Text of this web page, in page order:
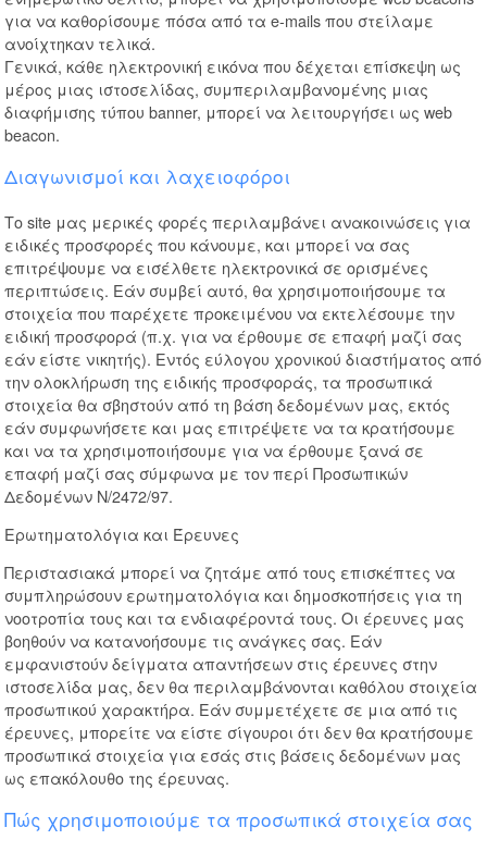
για να καθορίσουμε πόσα από τα e-mails που στείλαμε
ανοίχτηκαν τελικά.
Γενικά, κάθε ηλεκτρονική εικόνα που δέχεται επίσκεψη ως
μέρος μιας ιστοσελίδας, συμπεριλαμβανομένης μιας
διαφήμισης τύπου banner, μπορεί να λειτουργήσει ως web
beacon.
Διαγωνισμοί και λαχειοφόροι
Το site μας μερικές φορές περιλαμβάνει ανακοινώσεις για
ειδικές προσφορές που κάνουμε, και μπορεί να σας
επιτρέψουμε να εισέλθετε ηλεκτρονικά σε ορισμένες
περιπτώσεις. Εάν συμβεί αυτό, θα χρησιμοποιήσουμε τα
στοιχεία που παρέχετε προκειμένου να εκτελέσουμε την
ειδική προσφορά (π.χ. για να έρθουμε σε επαφή μαζί σας
εάν είστε νικητής). Εντός εύλογου χρονικού διαστήματος από
την ολοκλήρωση της ειδικής προσφοράς, τα προσωπικά
στοιχεία θα σβηστούν από τη βάση δεδομένων μας, εκτός
εάν συμφωνήσετε και μας επιτρέψετε να τα κρατήσουμε
και να τα χρησιμοποιήσουμε για να έρθουμε ξανά σε
επαφή μαζί σας σύμφωνα με τον περί Προσωπικών
Δεδομένων Ν/2472/97.
Ερωτηματολόγια και Έρευνες
Περιστασιακά μπορεί να ζητάμε από τους επισκέπτες να
συμπληρώσουν ερωτηματολόγια και δημοσκοπήσεις για τη
νοοτροπία τους και τα ενδιαφέροντά τους. Οι έρευνες μας
βοηθούν να κατανοήσουμε τις ανάγκες σας. Εάν
εμφανιστούν δείγματα απαντήσεων στις έρευνες στην
ιστοσελίδα μας, δεν θα περιλαμβάνονται καθόλου στοιχεία
προσωπικού χαρακτήρα. Εάν συμμετέχετε σε μια από τις
έρευνες, μπορείτε να είστε σίγουροι ότι δεν θα κρατήσουμε
προσωπικά στοιχεία για εσάς στις βάσεις δεδομένων μας
ως επακόλουθο της έρευνας.
Πώς χρησιμοποιούμε τα προσωπικά στοιχεία σας